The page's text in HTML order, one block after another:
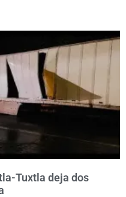
Tuxtla deja dos